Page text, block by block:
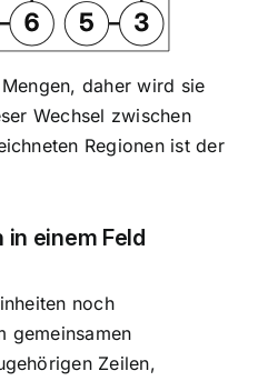
daher wird sie
Wechsel zwischen
Regionen ist der
in einem Feld
noch
gemeinsamen
Zeilen,